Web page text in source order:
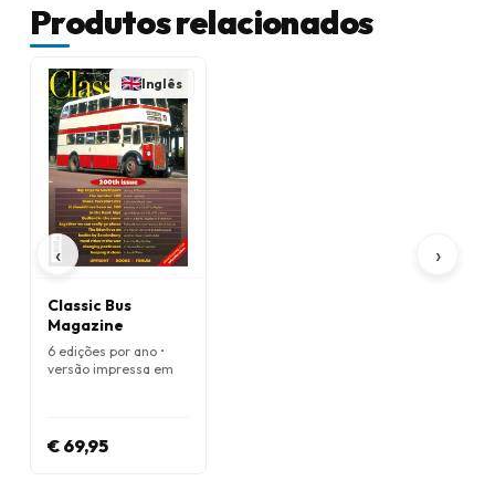
Produtos relacionados
‹
Inglês
Classic Bus
Magazine
6 edições por ano •
versão impressa em
€ 69,95
›